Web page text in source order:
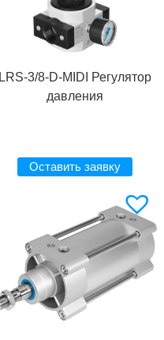
LRS-3/8-D-MIDI Регулятор
давления
Оставить заявку